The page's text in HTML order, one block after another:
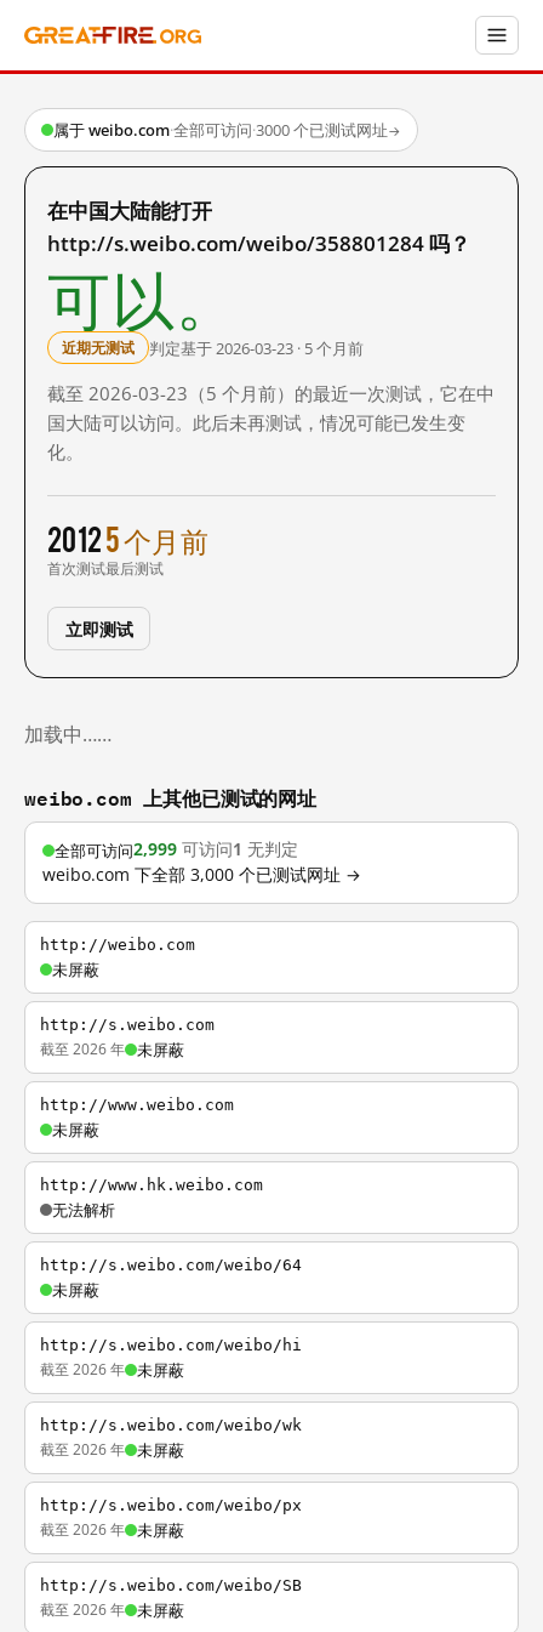
属于 weibo.com·全部可访问·3000 个已测试网址→
在中国大陆能打开
http://s.weibo.com/weibo/358801284 吗？
可以。
近期无测试 判定基于 2026-03-23 · 5 个月前
截至 2026-03-23（5 个月前）的最近一次测试，它在中
国大陆可以访问。此后未再测试，情况可能已发生变
化。
2012
首次测试
5 个月前
最后测试
立即测试
加载中……
weibo.com 上其他已测试的网址
全部可访问2,999 可访问1 无判定
weibo.com 下全部 3,000 个已测试网址 →
http://weibo.com
未屏蔽
http://s.weibo.com
截至 2026 年 未屏蔽
http://www.weibo.com
未屏蔽
http://www.hk.weibo.com
无法解析
http://s.weibo.com/weibo/64
未屏蔽
http://s.weibo.com/weibo/hi
截至 2026 年 未屏蔽
http://s.weibo.com/weibo/wk
截至 2026 年 未屏蔽
http://s.weibo.com/weibo/px
截至 2026 年 未屏蔽
http://s.weibo.com/weibo/SB
截至 2026 年 未屏蔽